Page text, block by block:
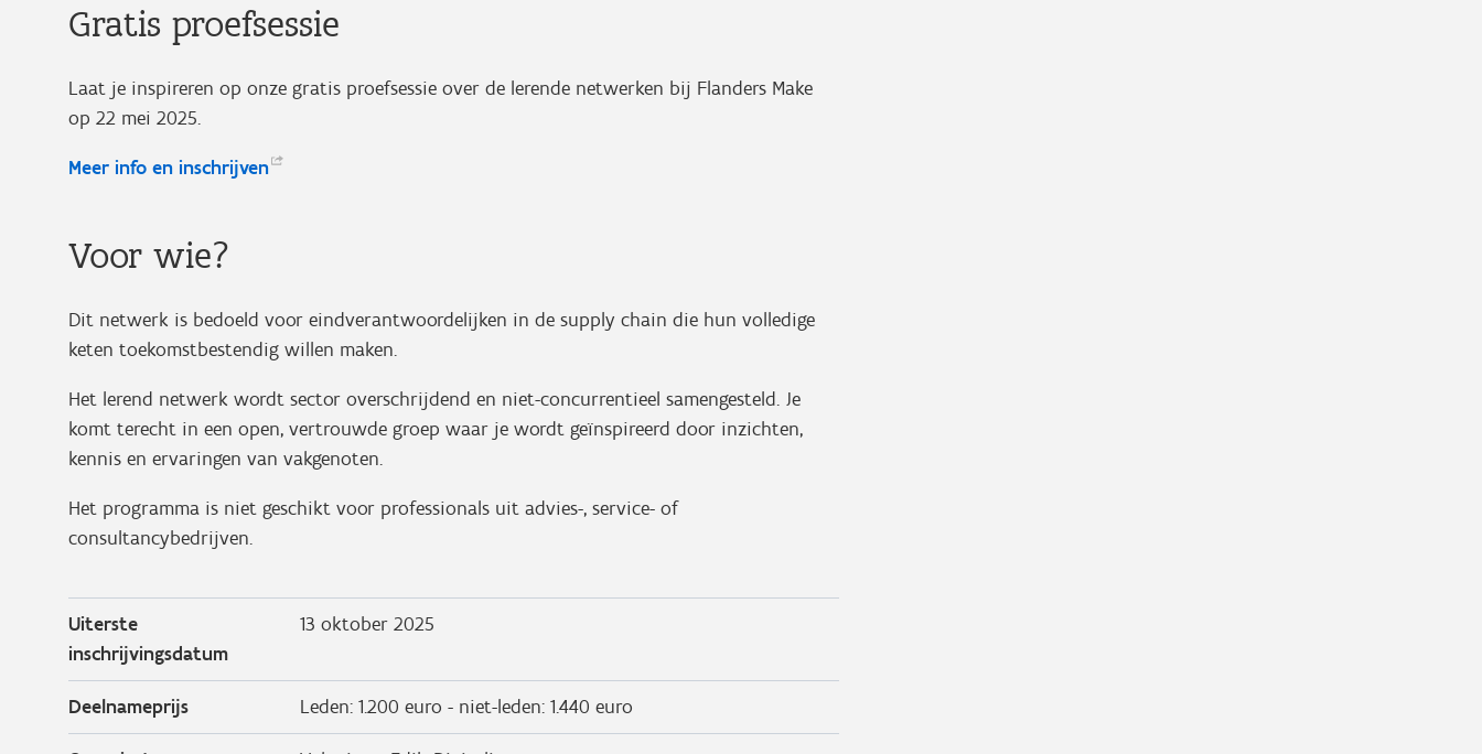
Gratis proefsessie
Laat je inspireren op onze gratis proefsessie over de lerende netwerken bij Flanders Make
op 22 mei 2025.
Meer info en inschrijven
Voor wie?
Dit netwerk is bedoeld voor eindverantwoordelijken in de supply chain die hun volledige
keten toekomstbestendig willen maken.
Het lerend netwerk wordt sector overschrijdend en niet-concurrentieel samengesteld. Je
komt terecht in een open, vertrouwde groep waar je wordt geïnspireerd door inzichten,
kennis en ervaringen van vakgenoten.
Het programma is niet geschikt voor professionals uit advies-, service- of
consultancybedrijven.
Uiterste
inschrijvingsdatum
13 oktober 2025
Deelnameprijs Leden: 1.200 euro - niet-leden: 1.440 euro